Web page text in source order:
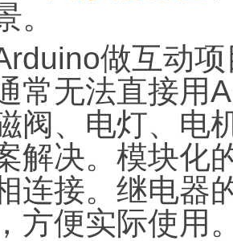
。
做互动
常无法直接用
阀、电灯、
解决。模块化
连接。继电器
方便实际使